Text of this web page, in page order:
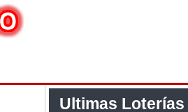
Ultimas Loterías